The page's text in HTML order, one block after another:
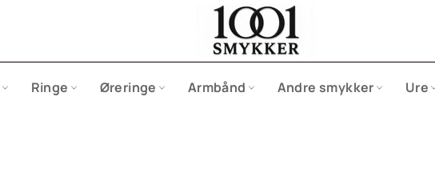
Ringe Øreringe Armbånd Andre smykker Ure